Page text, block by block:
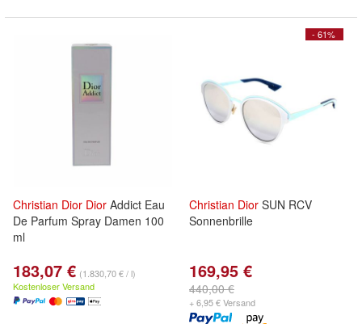
Christian Dior Dior Addict Eau
De Parfum Spray Damen 100
ml
183,07 € (1.830,70 € / l)
Kostenloser Versand
- 61%
Christian Dior SUN RCV
Sonnenbrille
169,95 €
440,00 €
+ 6,95 € Versand